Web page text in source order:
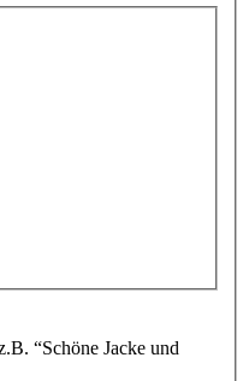
“Schöne Jacke und